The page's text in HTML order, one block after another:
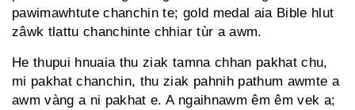
pawimawhtute chanchin te; gold medal aia Bible hlut
zâwk tlattu chanchinte chhiar tùr a awm.
He thupui hnuaia thu ziak tamna chhan pakhat chu,
mi pakhat chanchin, thu ziak pahnih pathum awmte a
awm vàng a ni pakhat e. A ngaihnawm êm êm vek a;